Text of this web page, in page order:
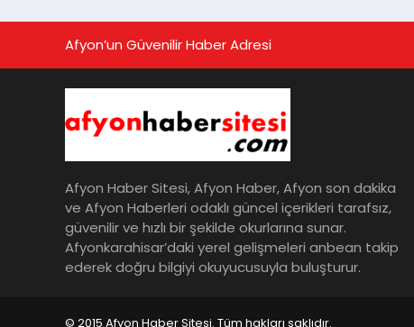
Afyon’un Güvenilir Haber Adresi
Afyon Haber Sitesi, Afyon Haber, Afyon son dakika
ve Afyon Haberleri odaklı güncel içerikleri tarafsız,
güvenilir ve hızlı bir şekilde okurlarına sunar.
Afyonkarahisar’daki yerel gelişmeleri anbean takip
ederek doğru bilgiyi okuyucusuyla buluşturur.
© 2015 Afyon Haber Sitesi. Tüm hakları saklıdır.